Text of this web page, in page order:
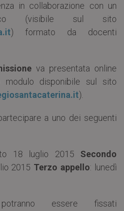
in collaborazione con un
(visibile sul sito
) formato da docenti
va presentata online
modulo disponibile sul sito
).
a uno dei seguenti
18 luglio 2015 Secondo
2015 Terzo appello: lunedì
essere fissati